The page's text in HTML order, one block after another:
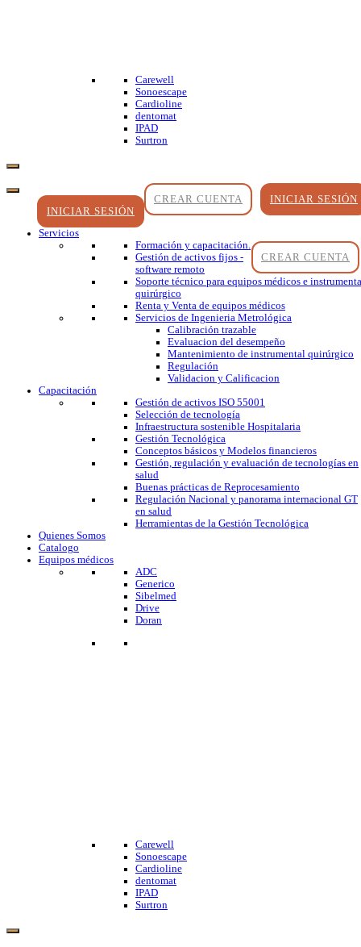
Carewell
Sonoescape
Cardioline
dentomat
IPAD
Surtron
INICIAR SESIÓN
CREAR CUENTA
INICIAR SESIÓN
CREAR CUENTA
Servicios
Formación y capacitación.
Gestión de activos fijos -
software remoto
Soporte técnico para equipos médicos e
quirúrgico
Renta y Venta de equipos médicos
Servicios de Ingenieria Metrológica
Calibración trazable
Evaluacion del desempeño
Mantenimiento de instrumental quirúrgico
Regulación
Validacion y Calificacion
Capacitación
Gestión de activos ISO 55001
Selección de tecnología
Infraestructura sostenible Hospitalaria
Gestión Tecnológica
Conceptos básicos y Modelos financieros
Gestión, regulación y evaluación de tecnologías en
salud
Buenas prácticas de Reprocesamiento
Regulación Nacional y panorama internacional GT
en salud
Herramientas de la Gestión Tecnológica
Quienes Somos
Catalogo
Equipos médicos
ADC
Generico
Sibelmed
Drive
Doran
Carewell
Sonoescape
Cardioline
dentomat
IPAD
Surtron